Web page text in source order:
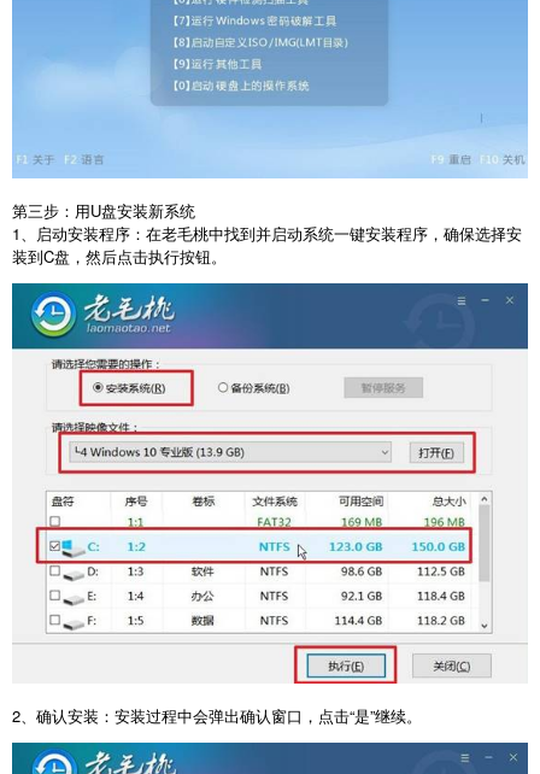
第三步：用U盘安装新系统
1、启动安装程序：在老毛桃中找到并启动系统一键安装程序，确保选择安
装到C盘，然后点击执行按钮。
2 、确认安装：安装过程中会弹出确认窗口，点击“是”继续。